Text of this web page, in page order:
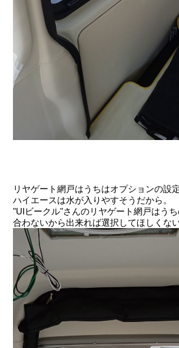
リヤゲート網戸はうちはオプションの設
ハイエースは水が入りやすそうだから。
"UIビークル"さんのリヤゲート網戸はう
合わないから出来れば選択してほしくない